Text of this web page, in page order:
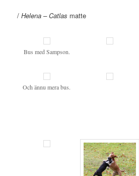
/Helena – Catlas matte
Bus med Sampson.
Och ännu mera bus.